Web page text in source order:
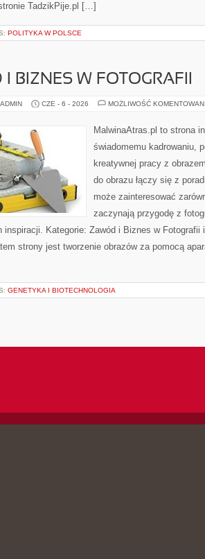
TadzikPije.pl […]
POLITYKA W POLSCE
BIZNES W FOTOGRAFII
CZE - 6 - 2026 MOŻLIWOŚĆ
MalwinaAtras.pl to strona
świadomemu kadrowaniu,
kreatywnej pracy z
do obrazu łączy się z
może zainteresować
zaczynają przygodę z
inspiracji. Kategorie: Zawód i Biznes w Fotografii
strony jest tworzenie obrazów za pomocą
GENETYKA I BIOTECHNOLOGIA